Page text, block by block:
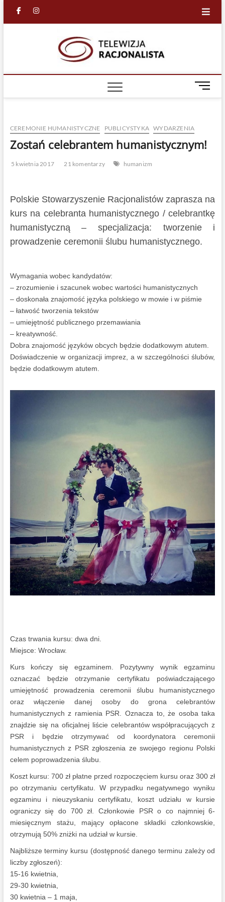
facebook
in
M
e
u
t
CEREMONIE HUMANISTYCZNE PUBLICYSTYKA WYDARZENIA
Zostań celebrantem humanistycznym!
5 kwietnia 2017 21 komentarzy humanizm
Polskie Stowarzyszenie Racjonalistów zaprasza na
kurs na celebranta humanistycznego / celebrantkę
humanistyczną – specjalizacja: tworzenie i
prowadzenie ceremonii ślubu humanistycznego.
Wymagania wobec kandydatów:
– zrozumienie i szacunek wobec wartości humanistycznych
– doskonała znajomość języka polskiego w mowie i w piśmie
– łatwość tworzenia tekstów
– umiejętność publicznego przemawiania
– kreatywność.
Dobra znajomość języków obcych będzie dodatkowym atutem.
Doświadczenie w organizacji imprez, a w szczególności ślubów,
będzie dodatkowym atutem.
Czas trwania kursu: dwa dni.
Miejsce: Wrocław.
Kurs kończy się egzaminem. Pozytywny wynik egzaminu
oznaczać będzie otrzymanie certyfikatu poświadczającego
umiejętność prowadzenia ceremonii ślubu humanistycznego
oraz włączenie danej osoby do grona celebrantów
humanistycznych z ramienia PSR. Oznacza to, że osoba taka
znajdzie się na oficjalnej liście celebrantów współpracujących z
PSR i będzie otrzymywać od koordynatora ceremonii
humanistycznych z PSR zgłoszenia ze swojego regionu Polski
celem poprowadzenia ślubu.
Koszt kursu: 700 zł płatne przed rozpoczęciem kursu oraz 300 zł
po otrzymaniu certyfikatu. W przypadku negatywnego wyniku
egzaminu i nieuzyskaniu certyfikatu, koszt udziału w kursie
ograniczy się do 700 zł. Członkowie PSR o co najmniej 6-
miesięcznym stażu, mający opłacone składki członkowskie,
otrzymują 50% zniżki na udział w kursie.
Najbliższe terminy kursu (dostępność danego terminu zależy od
liczby zgłoszeń):
15-16 kwietnia,
29-30 kwietnia,
30 kwietnia – 1 maja,